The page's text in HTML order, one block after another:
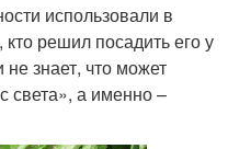
использовали в
решил посадить его у
не знает, что может
света», а именно –